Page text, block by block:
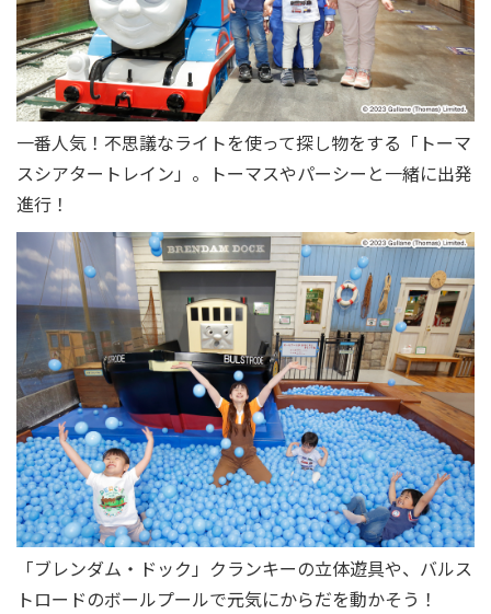
一番人気！不思議なライトを使って探し物をする「トーマ
スシアタートレイン」。トーマスやパーシーと一緒に出発
進行！
「ブレンダム・ドック」クランキーの立体遊具や、バルス
トロードのボールプールで元気にからだを動かそう！